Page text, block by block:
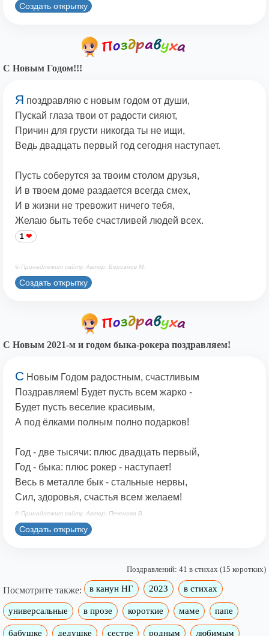
Создать открытку
С Новым Годом!!!
Я поздравляю с новым годом от души,
Пускай глаза твои от радости сияют,
Причин для грусти никогда ты не ищи,
Ведь двадцать первый год сегодня наступает.
Пусть соберутся за твоим столом друзья,
И в твоем доме раздается всегда смех,
И в жизни не тревожит ничего тебя,
Желаю быть тебе счастливей людей всех.
1
© Принадлежит сайту. Автор: Берсанов М.
Создать открытку
С Новым 2021-м и годом быка-рокера поздравляем!
С Новым Годом радостным, счастливым
Поздравляем! Будет пусть всем жарко -
Будет пусть веселие красивым,
А под ёлками полным полно подарков!
Год - две тысячи: плюс двадцать первый,
Год - быка: плюс рокер - наступает!
Весь в металле бык - стальные нервы,
Сил, здоровья, счастья всем желаем!
© Принадлежит сайту. Автор: Печенова В.
Создать открытку
Поздравлений: 41 в стихах (15 коротких)
Посмотрите также: в канун НГ 2023 в стихах
универсальные в прозе короткие маме папе
бабушке дедушке сестре родным любимым